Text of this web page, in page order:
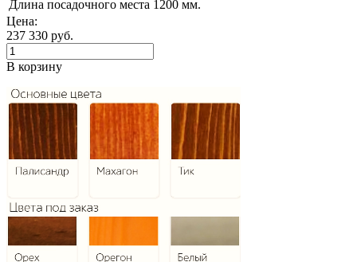
Длина посадочного места 1200 мм.
Цена:
237 330 руб.
В корзину